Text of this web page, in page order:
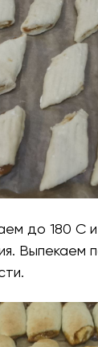
до 180 С
Выпекаем